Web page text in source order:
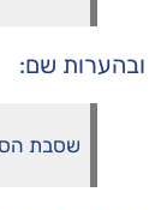
ובהערות שם:
שסבת